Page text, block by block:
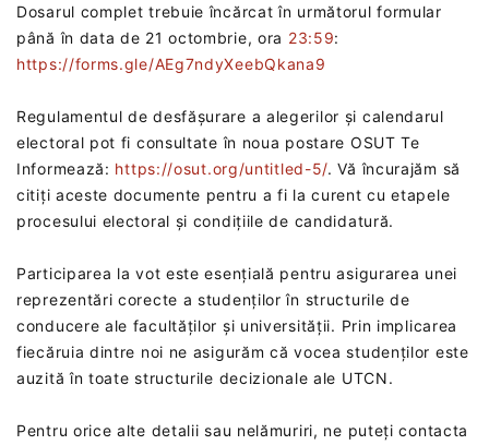
Dosarul complet trebuie încărcat în următorul formular
până în data de 21 octombrie, ora 23:59:
https://forms.gle/AEg7ndyXeebQkana9
Regulamentul de desfășurare a alegerilor și calendarul
electoral pot fi consultate în noua postare OSUT Te
Informează: https://osut.org/untitled-5/. Vă încurajăm să
citiți aceste documente pentru a fi la curent cu etapele
procesului electoral și condițiile de candidatură.
Participarea la vot este esențială pentru asigurarea unei
reprezentări corecte a studenților în structurile de
conducere ale facultăților și universității. Prin implicarea
fiecăruia dintre noi ne asigurăm că vocea studenților este
auzită în toate structurile decizionale ale UTCN.
Pentru orice alte detalii sau nelămuriri, ne puteți contacta